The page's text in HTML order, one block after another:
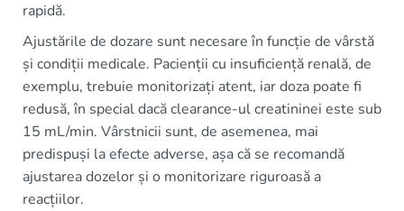
rapidă.
Ajustările de dozare sunt necesare în funcție de vârstă
și condiții medicale. Pacienții cu insuficiență renală, de
exemplu, trebuie monitorizați atent, iar doza poate fi
redusă, în special dacă clearance-ul creatininei este sub
15 mL/min. Vârstnicii sunt, de asemenea, mai
predispuși la efecte adverse, așa că se recomandă
ajustarea dozelor și o monitorizare riguroasă a
reacțiilor.